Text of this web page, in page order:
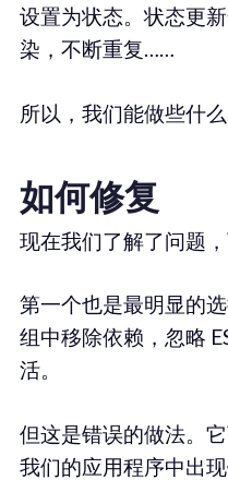
设置为状态。状态更
染，不断重复……
所以，我们能做些什么
如何修复
现在我们了解了问题
第一个也是最明显的
组中移除依赖，忽略
活。
但这是错误的做法。
我们的应用程序中出